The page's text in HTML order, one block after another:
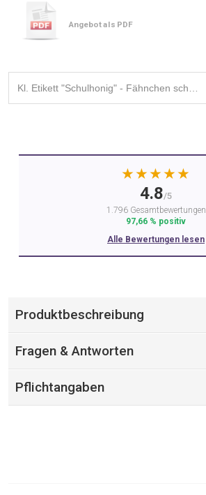
Angebot als PDF
★★★★★
4.8/5
1.796 Gesamtbewertungen
97,66 % positiv
Alle Bewertungen lesen
Produktbeschreibung
Fragen & Antworten
Pflichtangaben